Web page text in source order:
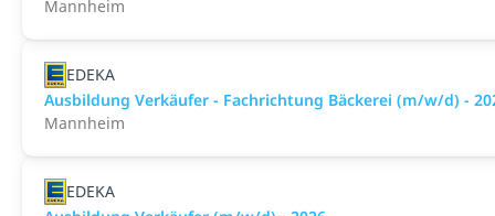
Mannheim
EDEKA
Ausbildung Verkäufer - Fachrichtung Bäckerei (m/w/d) -
Mannheim
EDEKA